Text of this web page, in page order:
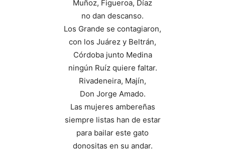
Muñoz, Figueroa, Díaz
no dan descanso.
Los Grande se contagiaron,
con los Juárez y Beltrán,
Córdoba junto Medina
ningún Ruíz quiere faltar.
Rivadeneira, Majín,
Don Jorge Amado.
Las mujeres ambereñas
siempre listas han de estar
para bailar este gato
donositas en su andar.